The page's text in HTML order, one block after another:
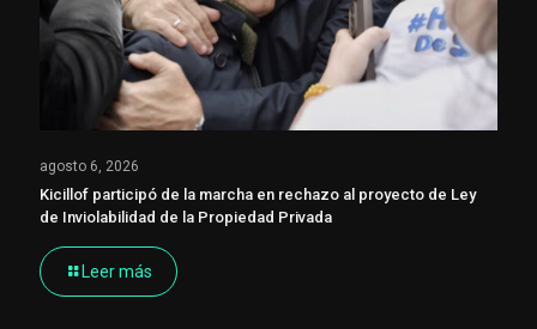
agosto 6, 2026
Kicillof participó de la marcha en rechazo al proyecto de Ley
de Inviolabilidad de la Propiedad Privada
Leer más